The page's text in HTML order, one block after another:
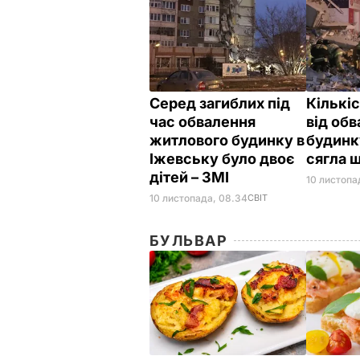
Серед загиблих під
час обвалення
житлового будинку в
Іжевську було двоє
дітей – ЗМІ
10 листопада, 08.34СВІТ
від
сягла
10
БУЛЬВАР